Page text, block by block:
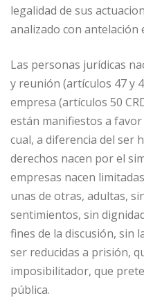
legalidad de sus
analizado con antelación
Las personas jurídicas
y reunión (artículos 47 y
empresa (artículos 50
están manifiestos a
cual, a diferencia del ser
derechos nacen por el
empresas nacen
unas de otras, adultas,
sentimientos, sin
fines de la discusión, sin
ser reducidas a prisión,
imposibilitador, que
pública.